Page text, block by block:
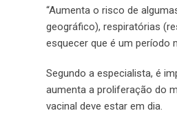
“Aumenta o risco de
geográfico), respiratórias
esquecer que é um período
Segundo a especialista, é
aumenta a proliferação do
vacinal deve estar em dia.